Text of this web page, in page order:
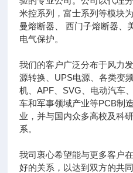
米控系列，富士系列等模块
曼熔断器、 西门子熔断器、
电气保护。
我们的客户广泛分布于风力
源转换、UPS电源、各类变
机、APF、SVG、电动汽车
车和军事领域产业等PCB制
业，并与国内众多高校及科
系。
我司衷心希望能与更多客户
好的关系，以达到双方的共